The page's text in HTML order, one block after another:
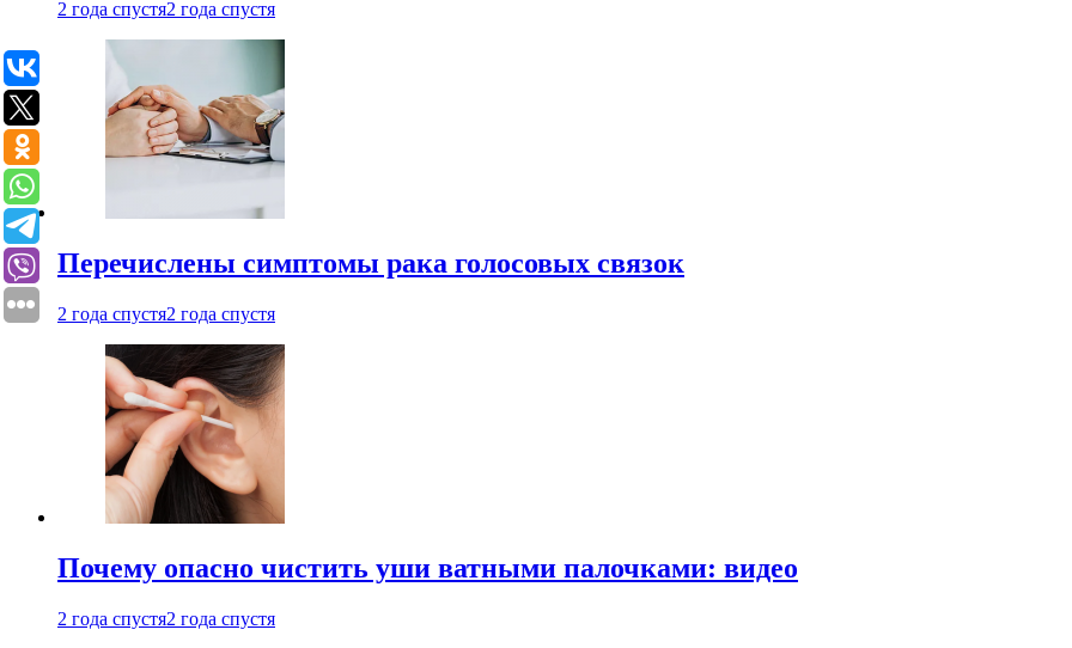
2 года спустя2 года спустя
Перечислены симптомы рака голосовых связок
2 года спустя2 года спустя
Почему опасно чистить уши ватными палочками: видео
2 года спустя2 года спустя